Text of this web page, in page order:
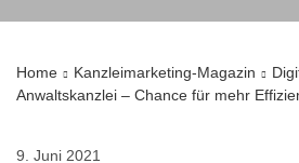
Home Kanzleimarketing-Magazin
Anwaltskanzlei – Chance für mehr
9. Juni 2021